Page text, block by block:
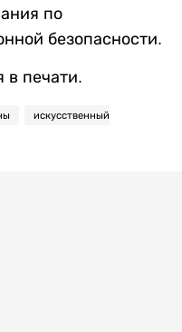
по
безопасности.
в печати.
искусственный